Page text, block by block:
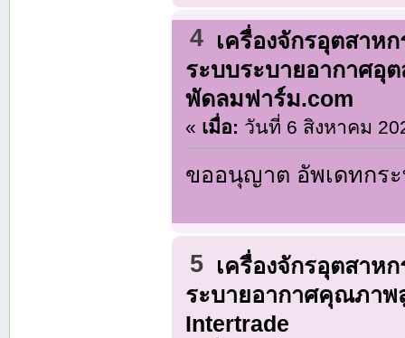
4 เครื่องจักรอุตสาห
ระบบระบายอากาศอุ
พัดลมฟาร์ม.com
« เมื่อ: วันที่ 6 สิงหาคม
ขออนุญาต อัพเดทกร
5 เครื่องจักรอุตสาห
ระบายอากาศคุณภาพ
Intertrade